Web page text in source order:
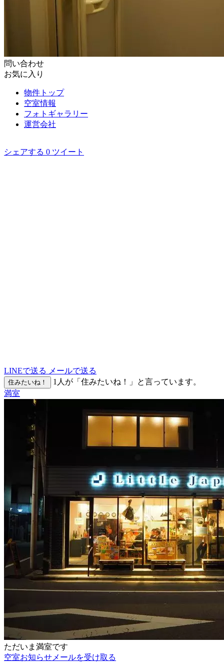
問い合わせ
お気に入り
物件トップ
空室情報
フォト ギャラリー
運営会社
シェアする 0 ツイート
LINEで送る メールで送る
住みたいね！ 1 人が「住みたいね！」と言っています。
満室
ただいま満室です
空室お知らせメールを受け取る